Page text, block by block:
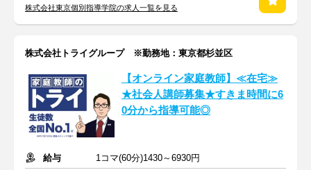
株式会社東京個別指導学院の求人一覧を見る
株式会社トライグループ ※勤務地：東京都杉並区
【オンライン家庭教師】≪在宅≫
★社会人講師募集★すきま時間に6
0分から指導可能◎
給与
1コマ(60分)1430～6930円